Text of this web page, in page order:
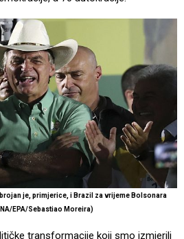
je, primjerice, i Brazil za vrijeme Bolsonara
EPA/Sebastiao Moreira)
transformacije koji smo izmjerili